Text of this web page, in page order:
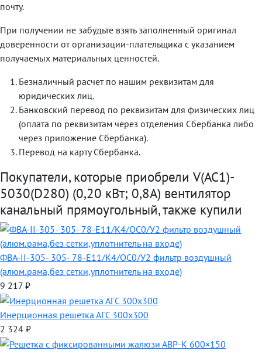
почту.
При получении не забудьте взять заполненный оригинал
доверенности от организации-плательщика с указанием
получаемых материальных ценностей.
Безналичный расчет по нашим реквизитам для
юридических лиц.
Банковский перевод по реквизитам для физических лиц
(оплата по реквизитам через отделения Сбербанка либо
через приложение Сбербанка).
Перевод на карту Сбербанка.
Покупатели, которые приобрели V(AC1)-
5030(D280) (0,20 кВт; 0,8А) вентилятор
канальный прямоугольный, также купили
ФВА-II-305- 305- 78-E11/К4/ОС0/У2 фильтр воздушный
(алюм.рама,без сетки,уплотнитель на входе)
9 217 ₽
Инерционная решетка АГС 300х300
2 324 ₽